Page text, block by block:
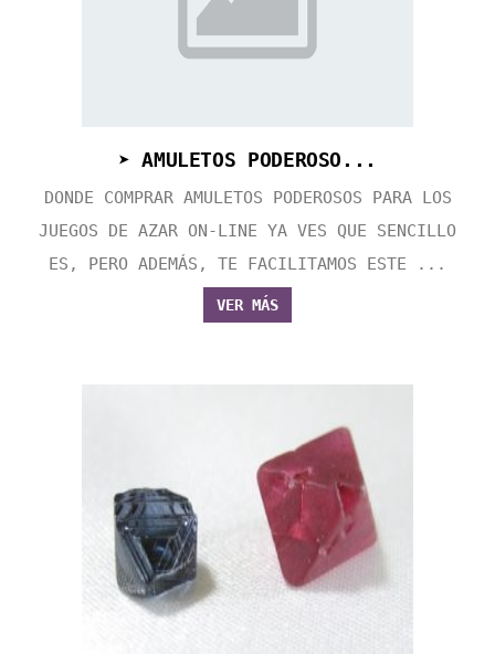
➤ AMULETOS PODEROSO...
DONDE COMPRAR AMULETOS PODEROSOS PARA LOS
JUEGOS DE AZAR ON-LINE YA VES QUE SENCILLO
ES, PERO ADEMÁS, TE FACILITAMOS ESTE ...
VER MÁS